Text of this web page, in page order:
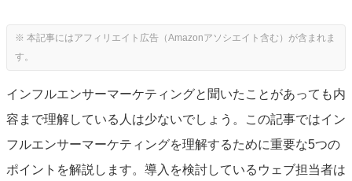
インフルエンサーマーケティングと聞いたことがあっても内
容まで理解している人は少ないでしょう。この記事ではイン
フルエンサーマーケティングを理解するために重要な5つの
ポイントを解説します。導入を検討しているウェブ担当者は